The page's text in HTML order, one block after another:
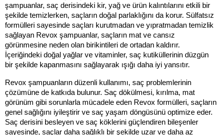
şampuanlar, saç derisindeki kir, yağ ve ürün kalıntılarını etkili bir
şekilde temizlerken, saçların doğal parlaklığını da korur. Sülfatsız
formülleri sayesinde saçları kurutmadan ve yıpratmadan temizlik
sağlayan Revox şampuanlar, saçların mat ve cansız
görünmesine neden olan birikintileri de ortadan kaldırır.
İçeriğindeki doğal yağlar ve vitaminler, saç kutiküllerinin düzgün
bir şekilde kapanmasını sağlayarak ışığı daha iyi yansıtır.
Revox şampuanların düzenli kullanımı, saç problemlerinin
çözümüne de katkıda bulunur. Saç dökülmesi, kırılma, mat
görünüm gibi sorunlarla mücadele eden Revox formülleri, saçların
genel sağlığını iyileştirir ve saç yaşam döngüsünü optimize eder.
Saç derisini besleyen ve saç köklerini güçlendiren bileşenler
sayesinde, saçlar daha sağlıklı bir şekilde uzar ve daha az